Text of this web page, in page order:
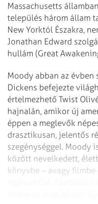
Massachusetts
település három állam
New Yorktól Északra,
Jonathan Edward
hullám (Great
Moody abban az évben
Dickens befejezte
értelmezhető Twist
hajnalán, amikor új
éppen a meglevők
drasztikusan, jelentős
szegénységgel. Moody
között nevelkedett,
könyvbe – avagy